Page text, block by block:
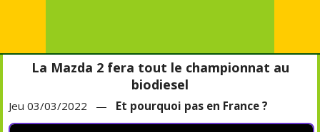
La Mazda 2 fera tout le championnat au
biodiesel
Jeu 03/03/2022 — Et pourquoi pas en France ?